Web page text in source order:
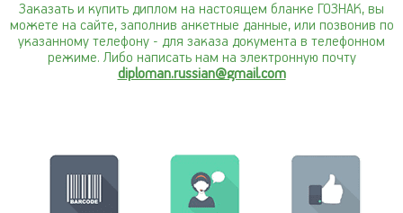
Заказать и купить диплом на настоящем бланке ГОЗНАК, вы
можете на сайте, заполнив анкетные данные, или позвонив по
указанному телефону - для заказа документа в телефонном
режиме. Либо написать нам на электронную почту
diploman.russian@gmail.com